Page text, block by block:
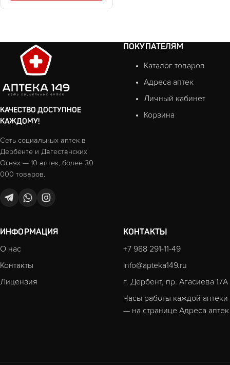
КАЧЕСТВО ДОСТУПНОЕ
КАЖДОМУ!
Сеть социальных аптек в
Дербенте и Дагестанских
Огнях — 10 аптек, более 30
000 товаров.
ПОКУПАТЕЛЯМ
Каталог товаров
Адреса аптек
Личный кабинет
Корзина
ИНФОРМАЦИЯ
О нас
Контакты
Лицензия
КОНТАКТЫ
+7 988 291-11-49
info@apteka149.ru
г. Дербент, пр. Агасиева 17А
Часы работы каждой аптеки
— на странице Адреса аптек